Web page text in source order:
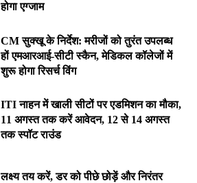
होगा एग्जाम
CM सुक्खू के निर्देश: मरीजों को तुरंत उपलब्ध
हों एमआरआई-सीटी स्कैन, मेडिकल कॉलेजों में
शुरू होगा रिसर्च विंग
ITI नाहन में खाली सीटों पर एडमिशन का मौका,
11 अगस्त तक करें आवेदन, 12 से 14 अगस्त
तक स्पॉट राउंड
लक्ष्य तय करें, डर को पीछे छोड़ें और निरंतर